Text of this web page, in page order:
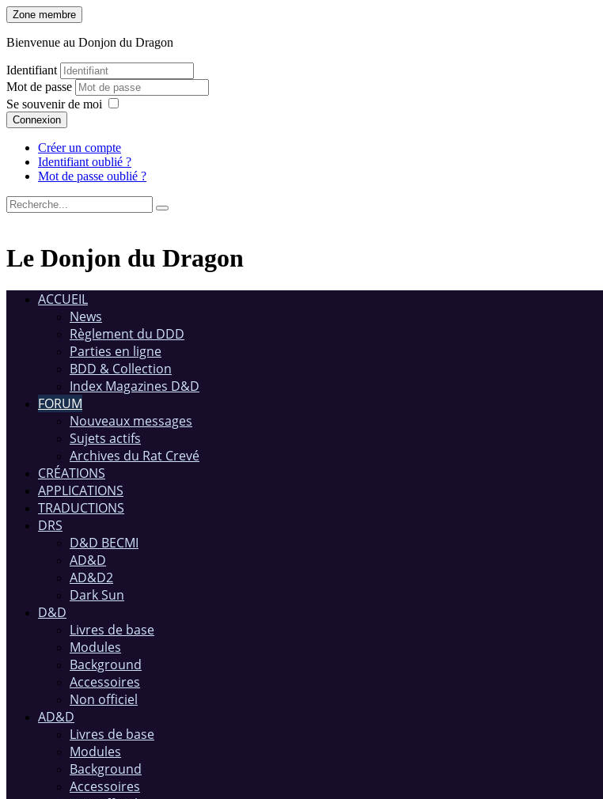
Zone membre
Bienvenue au Donjon du Dragon
Identifiant
Mot de passe
Se souvenir de moi
Connexion
Créer un compte
Identifiant oublié ?
Mot de passe oublié ?
Le Donjon du Dragon
ACCUEIL
News
Règlement du DDD
Parties en ligne
BDD & Collection
Index Magazines D&D
FORUM
Nouveaux messages
Sujets actifs
Archives du Rat Crevé
CRÉATIONS
APPLICATIONS
TRADUCTIONS
DRS
D&D BECMI
AD&D
AD&D2
Dark Sun
D&D
Livres de base
Modules
Background
Accessoires
Non officiel
AD&D
Livres de base
Modules
Background
Accessoires